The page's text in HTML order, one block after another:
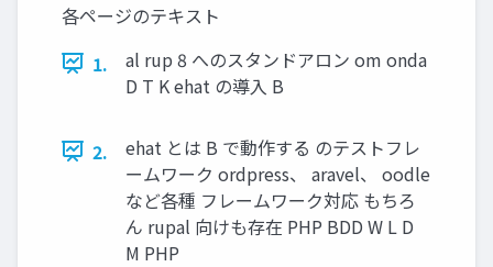
各ページのテキスト
1.
al rup 8 へのスタンドアロン om onda
D T K ehat の導入 B
2.
ehat とは B で動作する のテストフレ
ームワーク ordpress、 aravel、 oodle
など各種 フレームワーク対応 もちろ
ん rupal 向けも存在 PHP BDD W L D
M PHP